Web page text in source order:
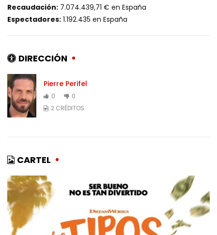
Recaudación: 7.074.439,71 € en España
Espectadores: 1.192.435 en España
DIRECCIÓN
Pierre Perifel
0
0
2 CRÉDITOS
CARTEL